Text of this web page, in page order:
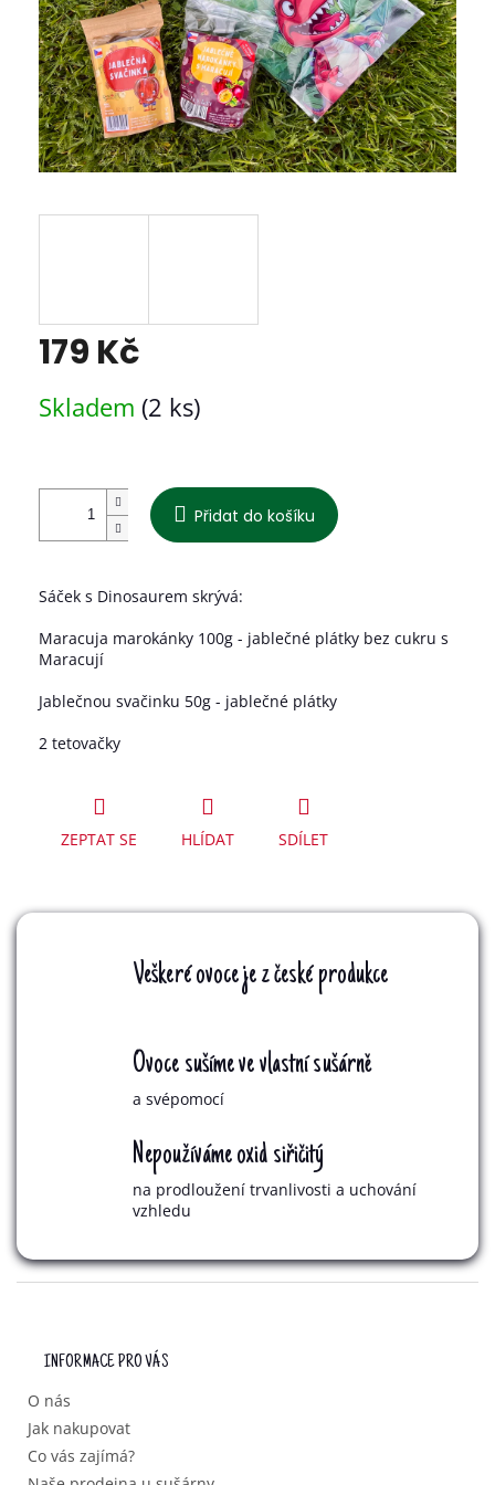
179 Kč
cena:
Skladem (2 ks)
Přidat do košíku
Sáček s Dinosaurem skrývá:
Maracuja marokánky 100g - jablečné plátky bez cukru s
Maracují
Jablečnou svačinku 50g - jablečné plátky
2 tetovačky
ZEPTAT SE HLÍDAT SDÍLET
Veškeré ovoce je z české produkce
Ovoce sušíme ve vlastní sušárně
a svépomocí
Nepoužíváme oxid siřičitý
na prodloužení trvanlivosti a uchování
vzhledu
INFORMACE PRO VÁS
O nás
Jak nakupovat
Co vás zajímá?